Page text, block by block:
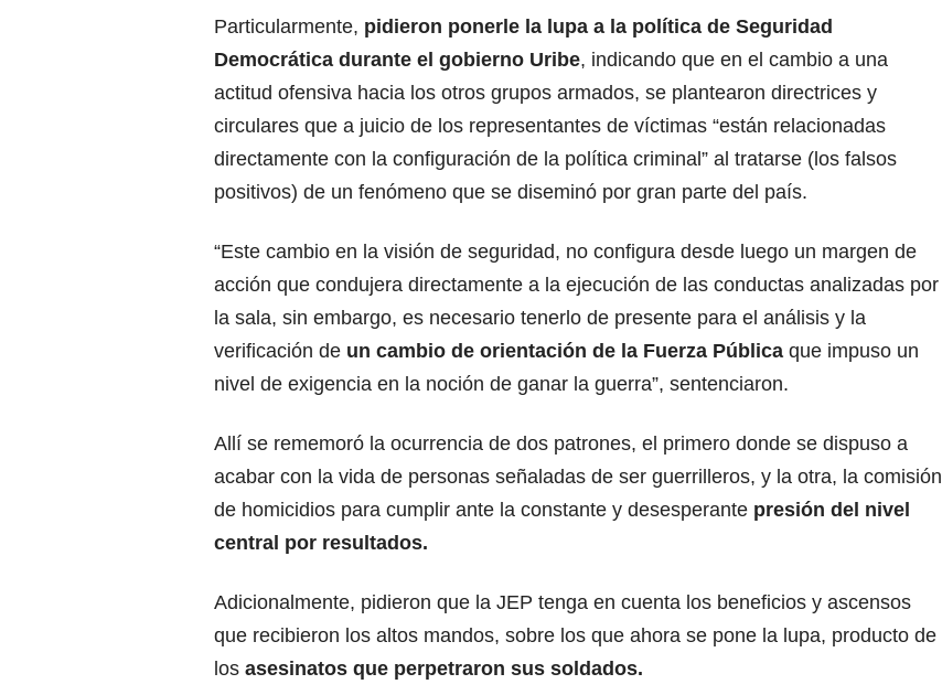
Particularmente, pidieron ponerle la lupa a la política de Seguridad
Democrática durante el gobierno Uribe, indicando que en el cambio a una
actitud ofensiva hacia los otros grupos armados, se plantearon directrices y
circulares que a juicio de los representantes de víctimas “están relacionadas
directamente con la configuración de la política criminal” al tratarse (los falsos
positivos) de un fenómeno que se diseminó por gran parte del país.
“Este cambio en la visión de seguridad, no configura desde luego un margen de
acción que condujera directamente a la ejecución de las conductas analizadas por
la sala, sin embargo, es necesario tenerlo de presente para el análisis y la
verificación de un cambio de orientación de la Fuerza Pública que impuso un
nivel de exigencia en la noción de ganar la guerra”, sentenciaron.
Allí se rememoró la ocurrencia de dos patrones, el primero donde se dispuso a
acabar con la vida de personas señaladas de ser guerrilleros, y la otra, la comisión
de homicidios para cumplir ante la constante y desesperante presión del nivel
central por resultados.
Adicionalmente, pidieron que la JEP tenga en cuenta los beneficios y ascensos
que recibieron los altos mandos, sobre los que ahora se pone la lupa, producto de
los asesinatos que perpetraron sus soldados.